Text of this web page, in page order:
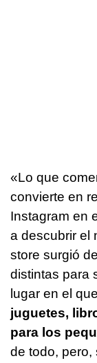
«Lo que
convierte en
Instagram en
a descubrir el
store surgió
distintas para
lugar en el
juguetes,
para los
de todo, pero,